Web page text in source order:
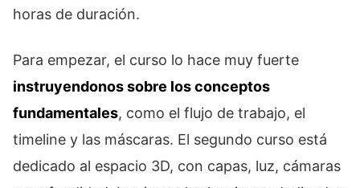
horas de duración.
Para empezar, el curso lo hace muy fuerte
instruyendonos sobre los conceptos
fundamentales, como el flujo de trabajo, el
timeline y las máscaras. El segundo curso está
dedicado al espacio 3D, con capas, luz, cámaras